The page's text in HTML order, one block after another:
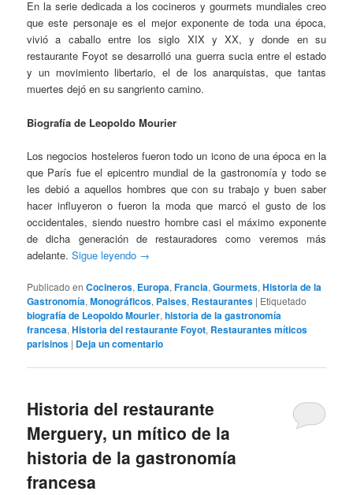
En la serie dedicada a los cocineros y gourmets mundiales creo
que este personaje es el mejor exponente de toda una época,
vivió a caballo entre los siglo XIX y XX, y donde en su
restaurante Foyot se desarrolló una guerra sucia entre el estado
y un movimiento libertario, el de los anarquistas, que tantas
muertes dejó en su sangriento camino.
Biografía de Leopoldo Mourier
Los negocios hosteleros fueron todo un icono de una época en la
que París fue el epicentro mundial de la gastronomía y todo se
les debió a aquellos hombres que con su trabajo y buen saber
hacer influyeron o fueron la moda que marcó el gusto de los
occidentales, siendo nuestro hombre casi el máximo exponente
de dicha generación de restauradores como veremos más
adelante.Sigue leyendo →
Publicado en Cocineros, Europa,Francia,Gourmets,Historia de la
Gastronomía,Monográficos, Paises, Restaurantes | Etiquetado
biografía de Leopoldo Mourier,historia de la gastronomía
francesa,Historia del restaurante Foyot, Restaurantes míticos
parisinos | Deja un comentario
Historia del restaurante
Merguery, un mítico de la
historia de la gastronomía
francesa